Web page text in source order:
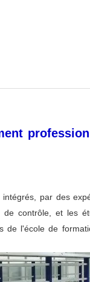
par des
contrôle, et les
de l'école de